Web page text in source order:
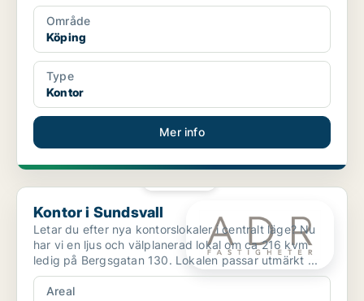
Område
Köping
Type
Kontor
Mer info
Kontor i Sundsvall
Kontor i Sundsvall
Letar du efter nya kontorslokaler i centralt läge? Nu
har vi en ljus och välplanerad lokal om ca 216 kvm
ledig på Bergsgatan 130. Lokalen passar utmärkt ...
Areal